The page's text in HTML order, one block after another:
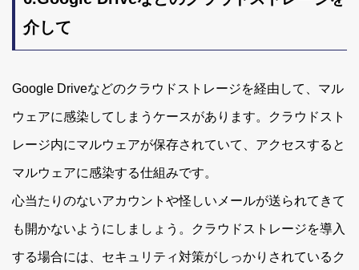
介して
Google Driveなどのクラウドストレージを経由して、マル
ウェアに感染してしまうケースがあります。クラウドスト
レージ内にマルウェアが保存されていて、アクセスすると
マルウェアに感染する仕組みです。
心当たりのないアカウントや怪しいメールが送られてきて
も開かないようにしましょう。クラウドストレージを導入
する場合には、セキュリティ対策がしっかりされているク